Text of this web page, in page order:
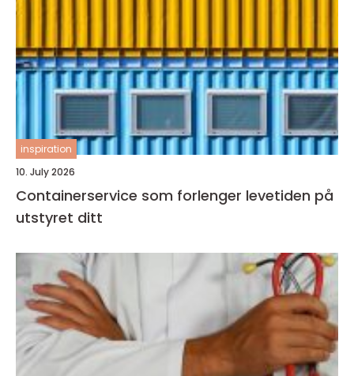
inspiration
10. July 2026
Containerservice som forlenger levetiden på
utstyret ditt